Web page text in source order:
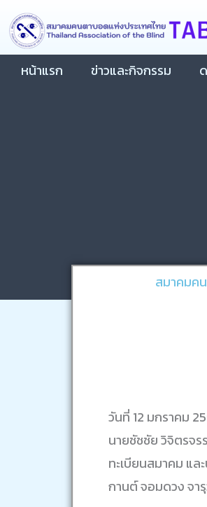
content
Skip
to
content
หน้าแรก ข่าวและกิจกรรม
สมาคมค
วันที่ 12 มกราคม
นายชัชชัย วิจิตรจร
ทะเบียนสมาคม แ
กานต์ จอมดวง จา